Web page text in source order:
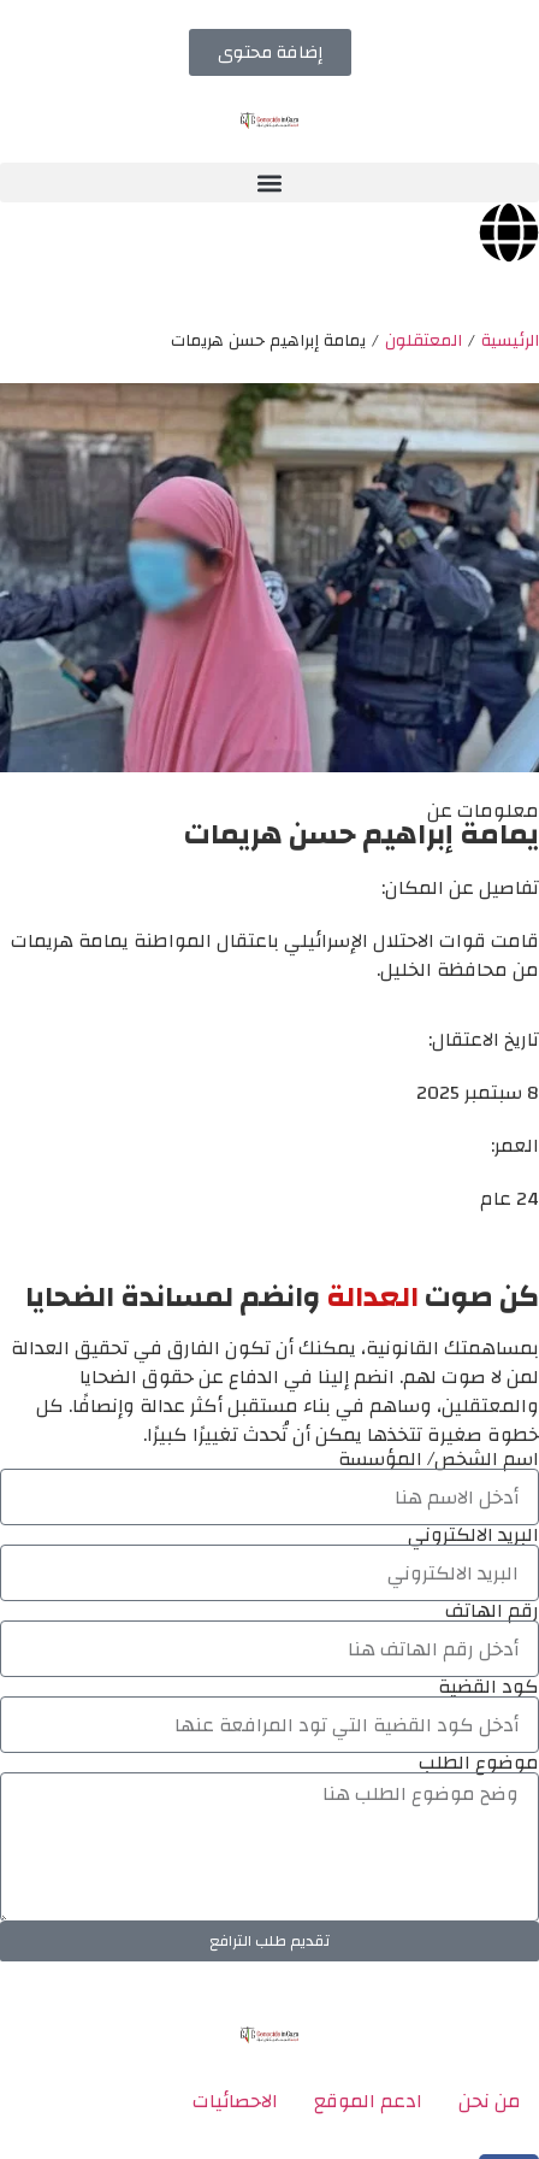
إضافة محتوى
الرئيسية/ المعتقلون/يمامة إبراهيم حسن هريمات
معلومات عن
يمامة إبراهيم حسن هريمات
تفاصيل عن المكان:
قامت قوات الاحتلال الإسرائيلي باعتقال المواطنة يمامة هريمات
من محافظة الخليل.
تاريخ الاعتقال:
8 سبتمبر 2025
العمر:
24 عام
كن صوتالعدالةوانضم لمساندة الضحايا
بمساهمتك القانونية، يمكنك أن تكون الفارق في تحقيق العدالة
لمن لا صوت لهم. انضم إلينا في الدفاع عن حقوق الضحايا
والمعتقلين، وساهم في بناء مستقبل أكثر عدالة وإنصافًا. كل
خطوة صغيرة تتخذها يمكن أن تُحدث تغييرًا كبيرًا.
اسم الشخص/ المؤسسة
البريد الالكتروني
رقم الهاتف
كود القضية
موضوع الطلب
تقديم طلب الترافع
من نحن ادعم الموقع الاحصائيات